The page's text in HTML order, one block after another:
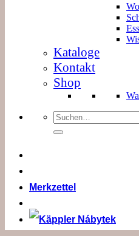
Kataloge
Kontakt
Shop
Suchen
nach:
Merkzettel